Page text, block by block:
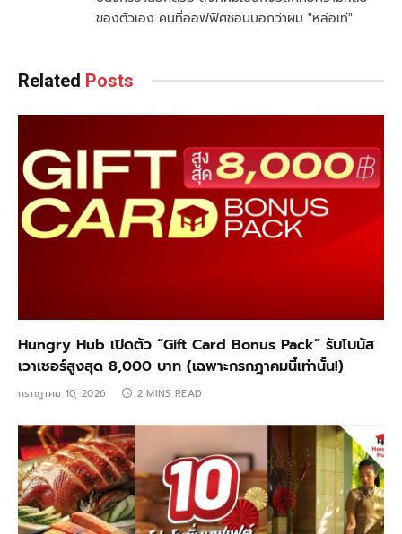
ของตัวเอง คนที่ออฟฟิศชอบบอกว่าผม "หล่อเท่"
Related Posts
Hungry Hub เปิดตัว “Gift Card Bonus Pack” รับโบนัส
เวาเชอร์สูงสุด 8,000 บาท (เฉพาะกรกฎาคมนี้เท่านั้น!)
กรกฎาคม 10, 2026 2 MINS READ